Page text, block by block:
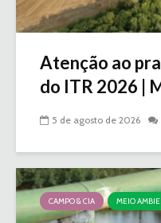
Atenção ao
do ITR 2026 |
5 de agosto de 2026
CAMPO & CIA MEIO